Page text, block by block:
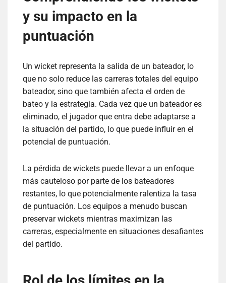
y su impacto en la
puntuación
Un wicket representa la salida de un bateador, lo
que no solo reduce las carreras totales del equipo
bateador, sino que también afecta el orden de
bateo y la estrategia. Cada vez que un bateador es
eliminado, el jugador que entra debe adaptarse a
la situación del partido, lo que puede influir en el
potencial de puntuación.
La pérdida de wickets puede llevar a un enfoque
más cauteloso por parte de los bateadores
restantes, lo que potencialmente ralentiza la tasa
de puntuación. Los equipos a menudo buscan
preservar wickets mientras maximizan las
carreras, especialmente en situaciones desafiantes
del partido.